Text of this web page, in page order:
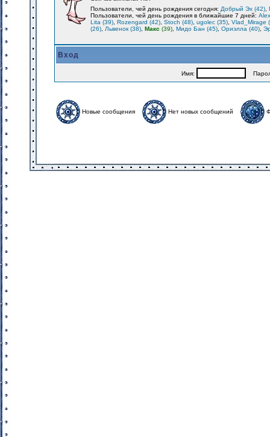
Пользователи, чей день рождения сегодня: Добрый Эх (42)
Пользователи, чей день рождения в ближайшие 7 дней:
Lita (39) Rozengard (42) Stoch (48) ugolec (35) Vlad_Mirage
(26)
Львенок (38) Макс (39) Мидо Бан (45) Ориэлла (40)
Вход
Имя:
Новые сообщения Нет новых сообщений